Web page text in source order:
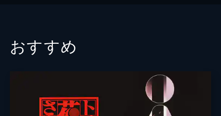
北村ひとみ
松田ちい
監視員 綾 疋田紗也
おすすめ